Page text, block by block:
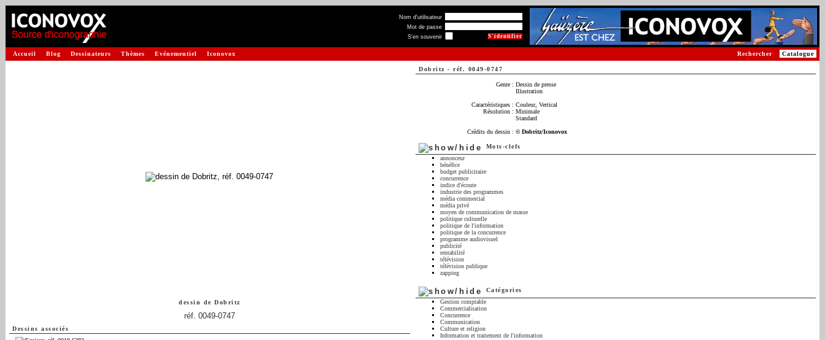
Nom d'utilisateur
Mot de passe
S'en souvenir
Accueil Blog Dessinateurs Thèmes Evénementiel Iconovox Catalogue
Rechercher
dessin deDobritz
réf. 0049-0747
Dessins associés
Dobritz - réf. 0049-0747
Genre : Dessin de presse
Illustration
Caractéristiques : Couleur, Vertical
Résolution : Minimale
Standard
Crédits du dessin : © Dobritz/Iconovox
Mots-clefs
annonceur
bénéfice
budget publicitaire
concurrence
indice d'écoute
industrie des programmes
média commercial
média privé
moyen de communication de masse
politique culturelle
politique de l'information
politique de la concurrence
programme audiovisuel
publicité
rentabilité
télévision
télévision publique
zapping
Catégories
Gestion comptable
Commercialisation
Concurrence
Communication
Culture et religion
Information et traitement de l'information